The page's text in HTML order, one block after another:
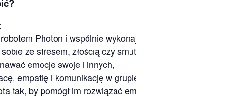
Photon i wspólnie wykonają emocjonujące misje,
ze stresem, złością czy smutkiem,
emocje swoje i innych,
empatię i komunikację w grupie,
tak, by pomógł im rozwiązać emocjonalne zagadki!